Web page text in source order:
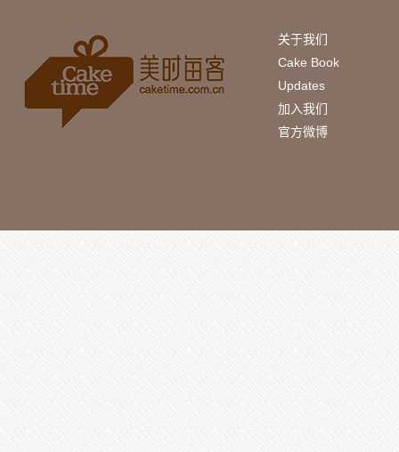
关于我们
Cake Book
Updates
加入我们
官方微博